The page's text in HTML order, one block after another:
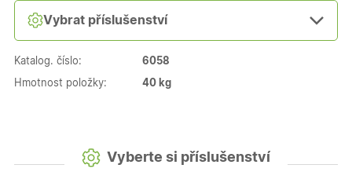
Vybrat příslušenství
Katalog. číslo: 6058
Hmotnost položky: 40 kg
Vyberte si příslušenství